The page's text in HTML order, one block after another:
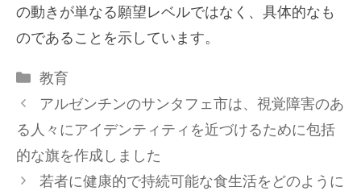
の動きが単なる願望レベルではなく、具体的なも
のであることを示しています。
カ
テ
リ
ー
教育
アルゼンチンのサンタフェ市は、視覚障害のあ
る人々にアイデンティティを近づけるために包括
的な旗を作成しました
若者に健康的で持続可能な食生活をどのように